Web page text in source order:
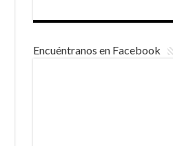
Encuéntranos en Facebook